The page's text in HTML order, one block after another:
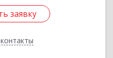
заявку
заявку